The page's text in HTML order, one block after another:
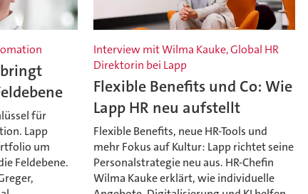
für
Lapp
um
Feldebene.
Interview mit Wilma Kauke, Global HR
Direktorin bei Lapp
Flexible Benefits und Co: Wie
Lapp HR neu aufstellt
Flexible Benefits, neue HR-Tools und
mehr Fokus auf Kultur: Lapp richtet seine
Personalstrategie neu aus. HR-Chefin
Wilma Kauke erklärt, wie individuelle